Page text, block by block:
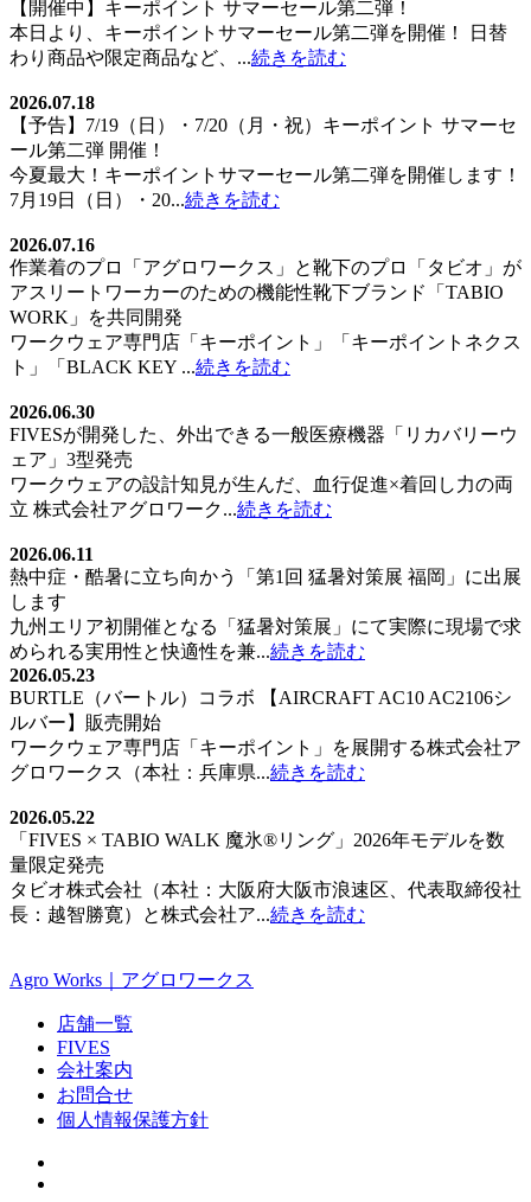
【開催中】キーポイント サマーセール第二弾！
本日より、キーポイントサマーセール第二弾を開催！ 日替
わり商品や限定商品など、...続きを読む
2026.07.18
【予告】7/19（日）・7/20（月・祝）キーポイント サマーセ
ール第二弾 開催！
今夏最大！キーポイントサマーセール第二弾を開催します！
7月19日（日）・20...続きを読む
2026.07.16
作業着のプロ「アグロワークス」と靴下のプロ「タビオ」が
アスリートワーカーのための機能性靴下ブランド「TABIO
WORK」を共同開発
ワークウェア専門店「キーポイント」「キーポイントネクス
ト」「BLACK KEY ...続きを読む
2026.06.30
FIVESが開発した、外出できる一般医療機器「リカバリーウ
ェア」3型発売
ワークウェアの設計知見が生んだ、血行促進×着回し力の両
立 株式会社アグロワーク...続きを読む
2026.06.11
熱中症・酷暑に立ち向かう「第1回 猛暑対策展 福岡」に出展
します
九州エリア初開催となる「猛暑対策展」にて実際に現場で求
められる実用性と快適性を兼...続きを読む
2026.05.23
BURTLE（バートル）コラボ 【AIRCRAFT AC10 AC2106シ
ルバー】販売開始
ワークウェア専門店「キーポイント」を展開する株式会社ア
グロワークス（本社：兵庫県...続きを読む
2026.05.22
「FIVES × TABIO WALK 魔氷®️リング」2026年モデルを数
量限定発売
タビオ株式会社（本社：大阪府大阪市浪速区、代表取締役社
長：越智勝寛）と株式会社ア...続きを読む
Agro Works｜アグロワークス
店舗一覧
FIVES
会社案内
お問合せ
個人情報保護方針